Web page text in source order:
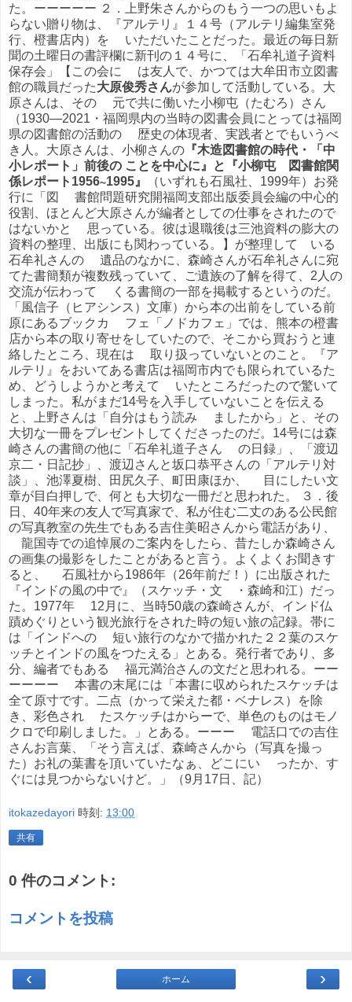
た。ーーーーー ２．上野朱さんからのもう一つの思いもよ
らない贈り物は、『アルテリ』１４号（アルテリ編集室発
行、橙書店内）を いただいたことだった。最近の毎日新
聞の土曜日の書評欄に新刊の１４号に、「石牟礼道子資料
保存会」【この会に は友人で、かつては大牟田市立図書
館の職員だった大原俊秀さんが参加して活動している。大
原さんは、その 元で共に働いた小柳屯（たむろ）さん
（1930―2021・福岡県内の当時の図書会員にとっては福岡
県の図書館の活動の 歴史の体現者、実践者とでもいうべ
き人。大原さんは、小柳さんの 『木造図書館の時代・「中
小レポート」前後の ことを中心に』と『小柳屯図書館関
係レポート1956∼1995』
（いずれも石風社、1999年）お発
行に「図 書館問題研究開福岡支部出版委員会編の中心的
役割、ほとんど大原さんが編者としての仕事をされたので
はないかと 思っている。彼は退職後は三池資料の膨大の
資料の整理、出版にも関わっている。】が整理して いる
石牟礼さんの 遺品のなかに、森崎さんが石牟礼さんに宛
てた書簡類が複数残っていて、ご遺族の了解を得て、2人の
交流が伝わって くる書簡の一部を掲載するというのだ。
「風信子（ヒアシンス）文庫）から本の出前をしている前
原にあるブックカ フェ「ノドカフェ」では、熊本の橙書
店から本の取り寄せをしていたので、そこから買おうと連
絡したところ、現在は 取り扱っていないとのこと。『ア
ルテリ』をおいてある書店は福岡市内でも限られているた
め、どうしようかと考えて いたところだったので驚いて
しまった。私がまだ14号を入手していないことを伝える
と、上野さんは「自分はもう読み ましたから」と、その
大切な一冊をプレゼントしてくださったのだ。14号には森
崎さんの書簡の他に「石牟礼道子さん の日録」、「渡辺
京二・日記抄」、渡辺さんと坂口恭平さんの「アルテリ対
談」、池澤夏樹、田尻久子、町田康ほか、 目にしたい文
章が目白押しで、何とも大切な一冊だと思われた。 ３．後
日、40年来の友人で写真家で、私が住む二丈のある公民館
の写真教室の先生でもある吉住美昭さんから電話があり、
龍国寺での追悼展のご案内をしたら、昔たしか森崎さん
の画集の撮影をしたことがあると言う。よくよくお聞きす
ると、 石風社から1986年（26年前だ！）に出版された
『インドの風の中で』（スケッチ・文 ・森崎和江）だっ
た。1977年 12月に、当時50歳の森崎さんが、インド仏
蹟めぐりという観光旅行をされた時の短い旅の記録。帯に
は「インドへの 短い旅行のなかで描かれた２２葉のスケ
ッチとインドの風をつたえる」とある。発行者であり、多
分、編者でもある 福元満治さんの文だと思われる。ーー
ーーーー 本書の末尾には「本書に収められたスケッチは
全て原寸です。二点（かって栄えた都・ベナレス）を除
き、彩色され たスケッチはからーで、単色のものはモノ
クロで印刷しました。」とある。ーーー 電話口での吉住
さんお言葉、「そう言えば、森崎さんから（写真を撮っ
た）お礼の葉書を頂いていたなぁ、どこにい ったか、す
ぐには見つからないけど。」（9月17日、記）
itokazedayori 時刻: 13:00
共有
0 件のコメント:
コメントを投稿
‹ ›
ホーム